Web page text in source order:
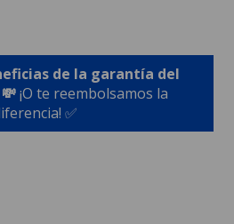
de la garantía del
¡O te reembolsamos la
✅